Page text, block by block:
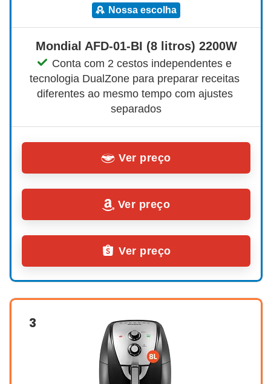
nossa escolha
Mondial AFD-01-BI (8 litros) 2200W
Conta com 2 cestos independentes e
tecnologia DualZone para preparar receitas
diferentes ao mesmo tempo com ajustes
separados
Ver preço
Ver preço
Ver preço
3